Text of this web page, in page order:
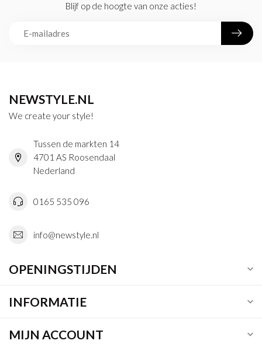
Blijf op de hoogte van onze acties!
NEWSTYLE.NL
We create your style!
Tussen de markten 14
4701 AS Roosendaal
Nederland
0165 535 096
info@newstyle.nl
OPENINGSTIJDEN
INFORMATIE
MIJN ACCOUNT